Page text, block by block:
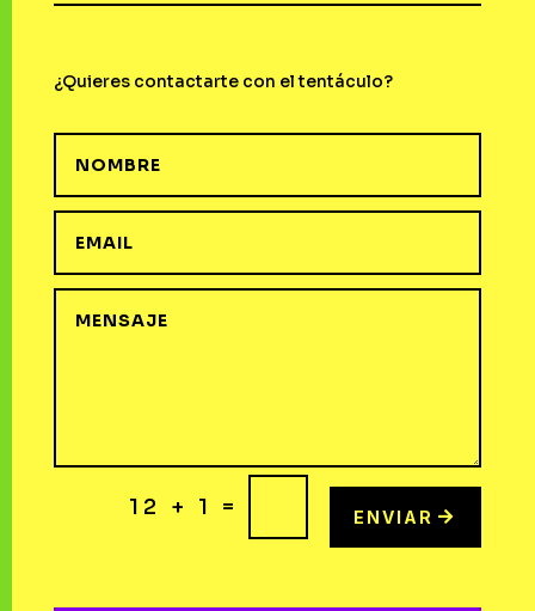
¿Quieres contactarte con el tentáculo?
12 + 1 = ENVIAR